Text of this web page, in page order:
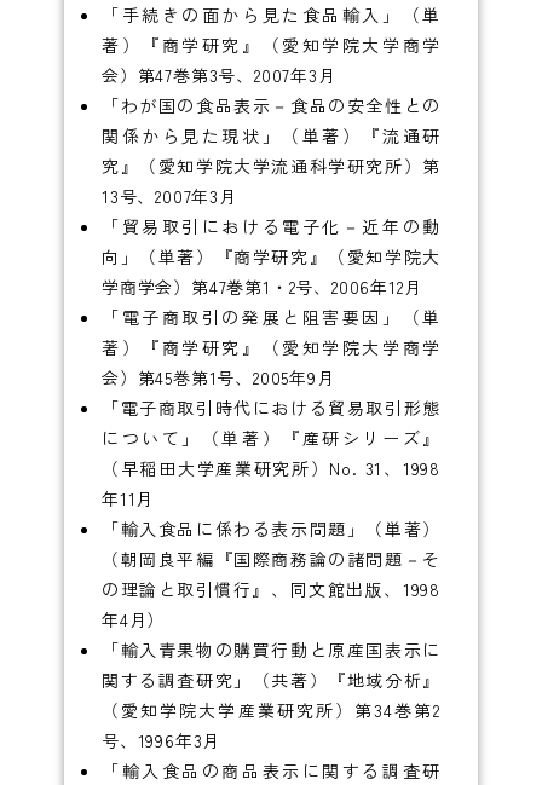
「手続きの面から見た食品輸入」（単
著）『商学研究』（愛知学院大学商学
会）第47巻第3号、2007年3月
「わが国の食品表示－食品の安全性との
関係から見た現状」（単著）『流通研
究』（愛知学院大学流通科学研究所）第
13号、2007年3月
「貿易取引における電子化－近年の動
向」（単著）『商学研究』（愛知学院大
学商学会）第47巻第1・2号、2006年12月
「電子商取引の発展と阻害要因」（単
著）『商学研究』（愛知学院大学商学
会）第45巻第1号、2005年9月
「電子商取引時代における貿易取引形態
について」（単著）『産研シリーズ』
（早稲田大学産業研究所）No. 31、1998
年11月
「輸入食品に係わる表示問題」（単著）
（朝岡良平編『国際商務論の諸問題－そ
の理論と取引慣行』、同文館出版、1998
年4月）
「輸入青果物の購買行動と原産国表示に
関する調査研究」（共著）『地域分析』
（愛知学院大学産業研究所）第34巻第2
号、1996年3月
「輸入食品の商品表示に関する調査研